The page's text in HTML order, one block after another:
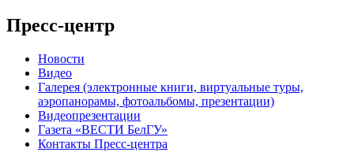
Пресс-центр
Новости
Видео
Галерея (электронные книги, виртуальные туры,
аэропанорамы, фотоальбомы, презентации)
Видеопрезентации
Газета «ВЕСТИ БелГУ»
Контакты Пресс-центра